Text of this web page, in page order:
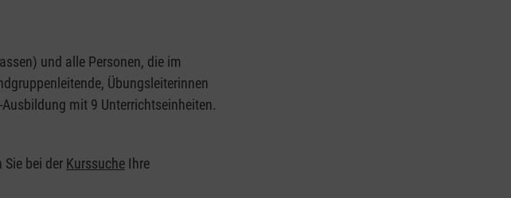
und alle Personen, die im
Übungsleiterinnen
mit 9 Unterrichtseinheiten.
bei der Kurssuche Ihre